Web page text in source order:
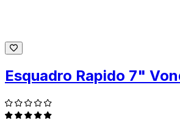
Esquadro Rapido 7"